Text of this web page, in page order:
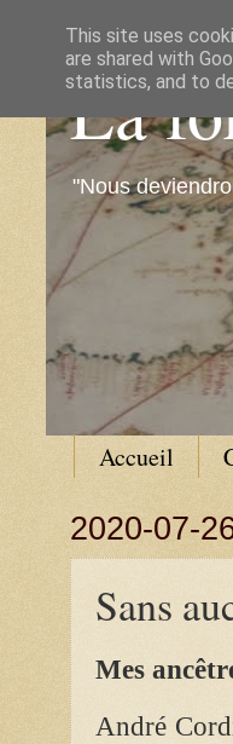
La
"Nous
Accueil
2020-07-
Sans
Mes
André
This site uses
are shared with
statistics, and to